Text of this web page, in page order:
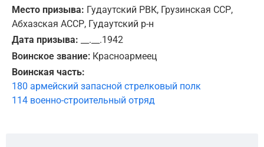
Место призыва: Гудаутский РВК, Грузинская ССР,
Абхазская АССР, Гудаутский р-н
Дата призыва: __.__.1942
Воинское звание: Красноармеец
Воинская часть:
180 армейский запасной стрелковый полк
114 военно-строительный отряд